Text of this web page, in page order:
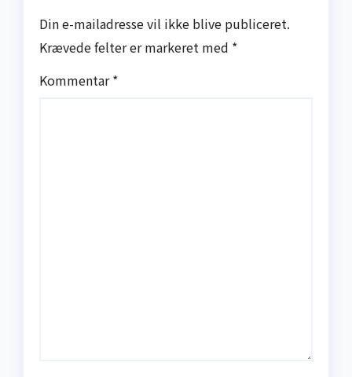
Din e-mailadresse vil ikke blive publiceret.
Krævede felter er markeret med *
Kommentar*